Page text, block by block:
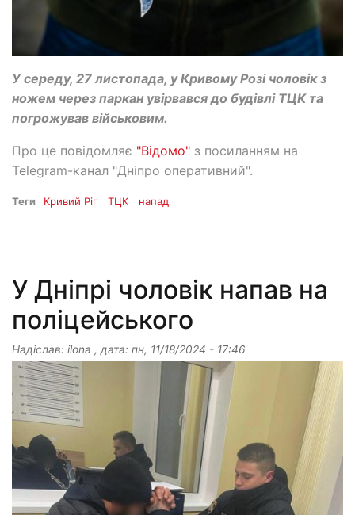
У середу, 27 листопада, у Кривому Розі чоловік з
ножем через паркан увірвався до будівлі ТЦК та
погрожував військовим.
Про це повідомляє "Відомо" з посиланням на
Telegram-канал "Дніпро оперативний".
Теги Кривий Ріг ТЦК напад
У Дніпрі чоловік напав на
поліцейського
Надіслав: ilona , дата: пн, 11/18/2024 - 17:46